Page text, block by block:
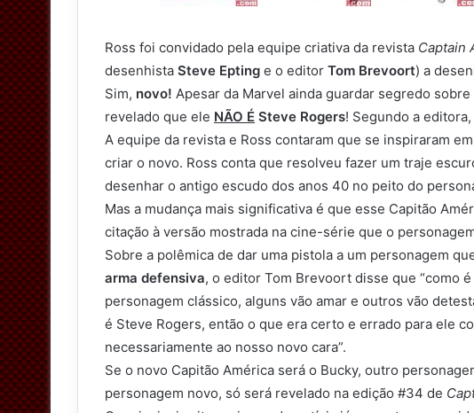
Ross foi convidado pela equipe criativa da revista Captain
desenhista Steve Epting e o editor Tom Brevoort) a
Sim, novo! Apesar da Marvel ainda guardar segredo
revelado que ele NÃO É Steve Rogers! Segundo a
A equipe da revista e Ross contaram que se inspiraram em
criar o novo. Ross conta que resolveu fazer um traje
desenhar o antigo escudo dos anos 40 no peito do
Mas a mudança mais significativa é que esse Capitão
citação à versão mostrada na cine-série que o
Sobre a polêmica de dar uma pistola a um personagem
arma defensiva, o editor Tom Brevoort disse que “como
personagem clássico, alguns vão amar e outros vão
é Steve Rogers, então o que era certo e errado para ele
necessariamente ao nosso novo cara”.
Se o novo Capitão América será o Bucky, outro
personagem novo, só será revelado na edição #34 de